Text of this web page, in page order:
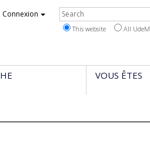
Connexion Rechercher
This website All UdeM
VOUS ÊTES